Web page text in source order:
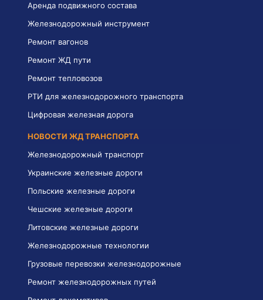
Аренда подвижного состава
Железнодорожный инструмент
Ремонт вагонов
Ремонт ЖД пути
Ремонт тепловозов
РТИ для железнодорожного транспорта
Цифровая железная дорога
НОВОСТИ ЖД ТРАНСПОРТА
Железнодорожный транспорт
Украинские железные дороги
Польские железные дороги
Чешские железные дороги
Литовские железные дороги
Железнодорожные технологии
Грузовые перевозки железнодорожные
Ремонт железнодорожных путей